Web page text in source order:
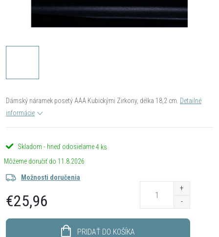
Dámský náramek posetý AAA Kubickými Zirkony, délka 18,2 cm. Detailné
informácie
Skladom - hneď odosielame4 ks
11.8.2026
Možnosti doručenia
€25,96
PRIDAŤ DO KOŠÍKA